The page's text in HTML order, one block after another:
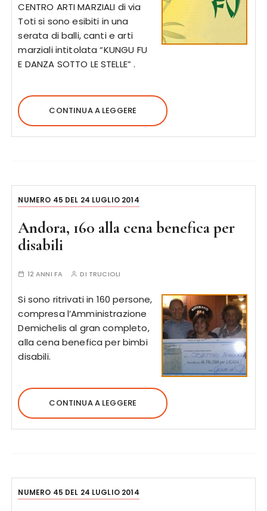
CENTRO ARTI MARZIALI di via
Toti si sono esibiti in una
serata di balli, canti e arti
marziali intitolata “KUNGU FU
E DANZA SOTTO LE STELLE” .
CONTINUA A LEGGERE
NUMERO 45 DEL 24 LUGLIO 2014
Andora, 160 alla cena benefica per
disabili
12 ANNI FA DI TRUCIOLI
Si sono ritrivati in 160 persone,
compresa l’Amministrazione
Demichelis al gran completo,
alla cena benefica per bimbi
disabili.
CONTINUA A LEGGERE
NUMERO 45 DEL 24 LUGLIO 2014